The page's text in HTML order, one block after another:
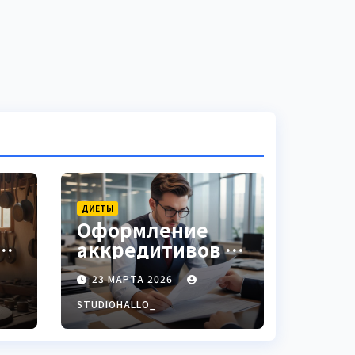
ДИЕТЫ
Оформление
аккредитивов в
международной
торговле
23 МАРТА 2026
STUDIOHALLO_